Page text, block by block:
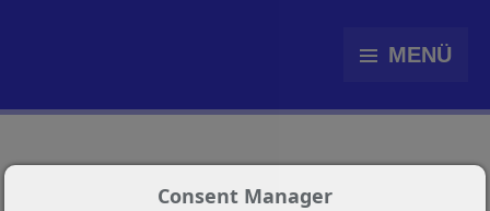
MENÜ
Consent Manager